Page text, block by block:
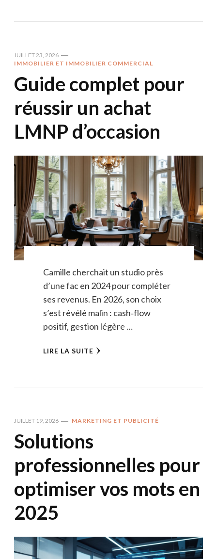
JUILLET 23, 2026
IMMOBILIER ET IMMOBILIER COMMERCIAL
Guide complet pour
réussir un achat
LMNP d’occasion
Camille cherchait un studio près
d’une fac en 2024 pour compléter
ses revenus. En 2026, son choix
s’est révélé malin : cash‑flow
positif, gestion légère …
LIRE LA SUITE
JUILLET 19, 2026 MARKETING ET PUBLICITÉ
Solutions
professionnelles pour
optimiser vos mots en
2025